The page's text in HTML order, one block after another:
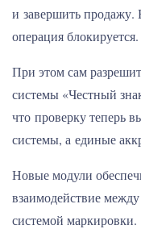
и завершить продажу.
операция блокируется.
При этом сам
системы «Честный
что проверку теперь
системы, а единые
Новые модули
взаимодействие
системой маркировки.